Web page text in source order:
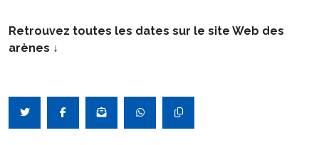
Retrouvez toutes les dates sur le site Web des
arènes ↓